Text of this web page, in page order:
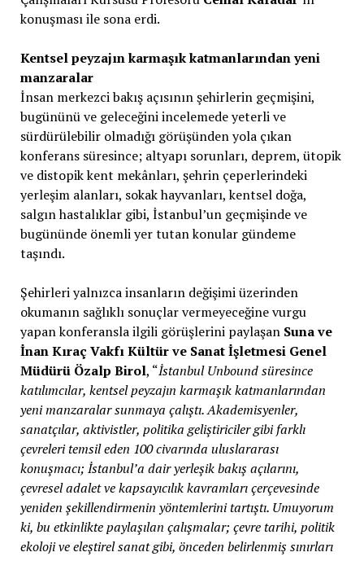
konuşması ile sona erdi.
Kentsel peyzajın karmaşık katmanlarından yeni
manzaralar
İnsan merkezci bakış açısının şehirlerin geçmişini,
bugününü ve geleceğini incelemede yeterli ve
sürdürülebilir olmadığı görüşünden yola çıkan
konferans süresince; altyapı sorunları, deprem, ütopik
ve distopik kent mekânları, şehrin çeperlerindeki
yerleşim alanları, sokak hayvanları, kentsel doğa,
salgın hastalıklar gibi, İstanbul’un geçmişinde ve
bugününde önemli yer tutan konular gündeme
taşındı.
Şehirleri yalnızca insanların değişimi üzerinden
okumanın sağlıklı sonuçlar vermeyeceğine vurgu
yapan konferansla ilgili görüşlerini paylaşan Suna ve
İnan Kıraç Vakfı Kültür ve Sanat İşletmesi Genel
Müdürü Özalp Birol, “İstanbul Unbound süresince
katılımcılar, kentsel peyzajın karmaşık katmanlarından
yeni manzaralar sunmaya çalıştı. Akademisyenler,
sanatçılar, aktivistler, politika geliştiriciler gibi farklı
çevreleri temsil eden 100 civarında uluslararası
konuşmacı; İstanbul’a dair yerleşik bakış açılarını,
çevresel adalet ve kapsayıcılık kavramları çerçevesinde
yeniden şekillendirmenin yöntemlerini tartıştı. Umuyorum
ki, bu etkinlikte paylaşılan çalışmalar; çevre tarihi, politik
ekoloji ve eleştirel sanat gibi, önceden belirlenmiş sınırları